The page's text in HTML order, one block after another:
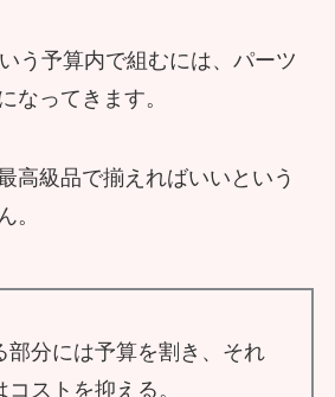
う予算内で組むには、パーツ
なってきます。
高級品で揃えればいいという
。
部分には予算を割き、それ
ストを抑える。